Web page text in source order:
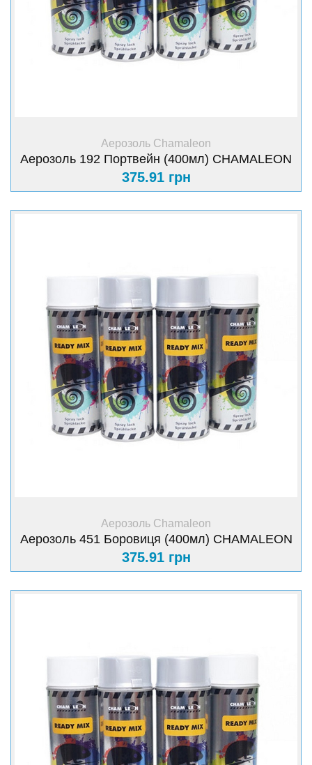
+ Купити
Аерозоль Chamaleon
Аерозоль 192 Портвейн (400мл) CHAMАLEON
375.91 грн
+ Купити
Аерозоль Chamaleon
Аерозоль 451 Боровиця (400мл) CHAMALEON
375.91 грн